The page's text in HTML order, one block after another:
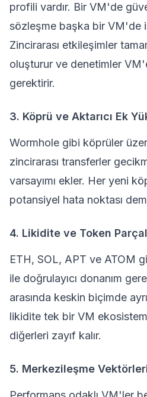
profili vardır. Bir VM'de
sözleşme başka bir VM'de
Zincirarası etkileşimler
oluşturur ve denetimler
gerektirir.
3. Köprü ve Aktarıcı Ek
Wormhole gibi köprüler
zincirarası transferler
varsayımı ekler. Her yeni
potansiyel hata noktası
4. Likidite ve Token
ETH, SOL, APT ve ATOM
ile doğrulayıcı donanım
arasında keskin biçimde
likidite tek bir VM
diğerleri zayıf kalır.
5. Merkezileşme